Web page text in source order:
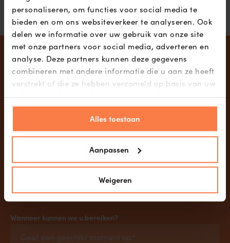
personaliseren, om functies voor social media te
bieden en om ons websiteverkeer te analyseren. Ook
delen we informatie over uw gebruik van onze site
met onze partners voor social media, adverteren en
analyse. Deze partners kunnen deze gegevens
combineren met andere informatie die u aan ze heeft
verstrekt of die ze hebben verzameld op basis van uw
gebruik van hun services.
Alles toestaan
Aanpassen
Weigeren
Terugbelverzoek
Persoonsgegevens
Wanneer kunnen we u bereiken?